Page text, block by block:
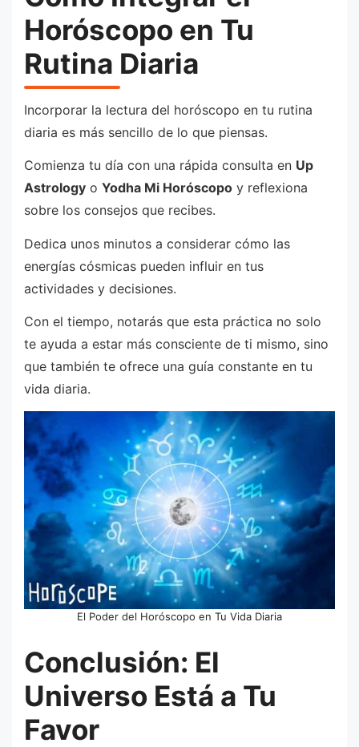
Horóscopo en Tu
Rutina Diaria
Incorporar la lectura del horóscopo en tu rutina
diaria es más sencillo de lo que piensas.
Comienza tu día con una rápida consulta en Up
Astrology o Yodha Mi Horóscopo y reflexiona
sobre los consejos que recibes.
Dedica unos minutos a considerar cómo las
energías cósmicas pueden influir en tus
actividades y decisiones.
Con el tiempo, notarás que esta práctica no solo
te ayuda a estar más consciente de ti mismo, sino
que también te ofrece una guía constante en tu
vida diaria.
El Poder del Horóscopo en Tu Vida Diaria
Conclusión: El
Universo Está a Tu
Favor